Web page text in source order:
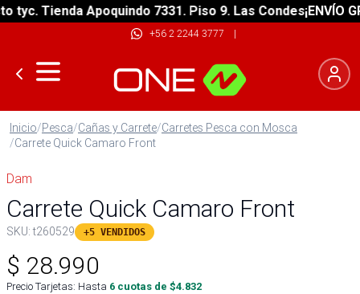
Tienda Apoquindo 7331. Piso 9. Las Condes¡ENVÍO
+56 2 2244 3777 |
Inicio/Pesca/Cañas y Carrete/Carretes Pesca con Mosca
/Carrete Quick Camaro Front
Dam
Carrete Quick Camaro Front
SKU:t260529 +5 VENDIDOS
$ 28.990
Precio Tarjetas: Hasta 6 cuotas de $4.832